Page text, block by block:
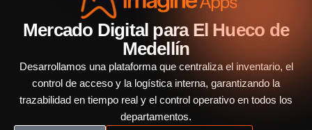
Mercado Digital para El Hueco de
Medellín
Desarrollamos una plataforma que centraliza el inventario, el
control de acceso y la logística interna, garantizando la
trazabilidad en tiempo real y el control operativo en todos los
departamentos.